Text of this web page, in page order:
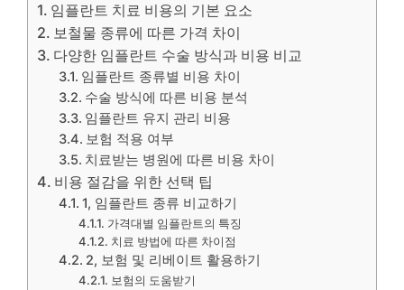
임플란트 치료 비용의 기본 요소
보철물 종류에 따른 가격 차이
다양한 임플란트 수술 방식과 비용 비교
임플란트 종류별 비용 차이
수술 방식에 따른 비용 분석
임플란트 유지 관리 비용
보험 적용 여부
치료받는 병원에 따른 비용 차이
비용 절감을 위한 선택 팁
1, 임플란트 종류 비교하기
가격대별 임플란트의 특징
치료 방법에 따른 차이점
2, 보험 및 리베이트 활용하기
보험의 도움받기